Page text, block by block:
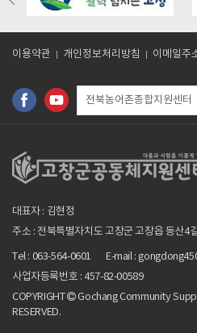
이용약관 개인정보처리방침 이메일주
전북농어촌종합지원센터
대표자 : 김현정
주소 : 전북특별자치도 고창군 고창읍 동산4
Tel : 063-564-0601
E-mail :
사업자등록번호 : 457-82-00589
COPYRIGHT
Gochang Community
RESERVED.